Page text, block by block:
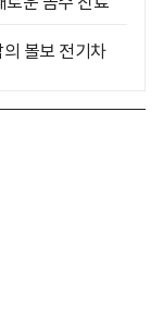
볼보 전기차